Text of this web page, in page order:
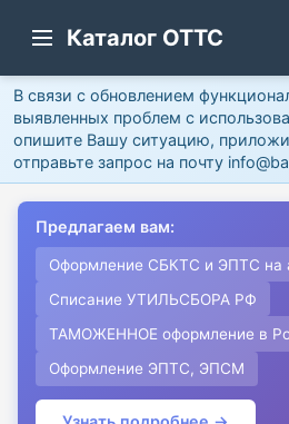
Каталог ОТТС
В связи с обновлением
выявленных проблем с
опишите Вашу ситуацию,
отправьте запрос на почту
Предлагаем вам:
Оформление СБКТС и ЭПТС на
Списание УТИЛЬСБОРА РФ
ТАМОЖЕННОЕ оформление в
Оформление ЭПТС, ЭПСМ